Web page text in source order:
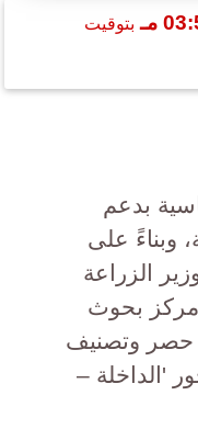
مـ بتوقيت
بدعم
وبناءً على
الزراعة
مركز بحوث
حصر وتصنيف
'الداخلة –